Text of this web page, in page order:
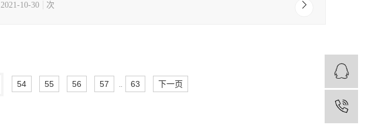
2021-10-30 次
54 55 56 57 .. 63 下一页